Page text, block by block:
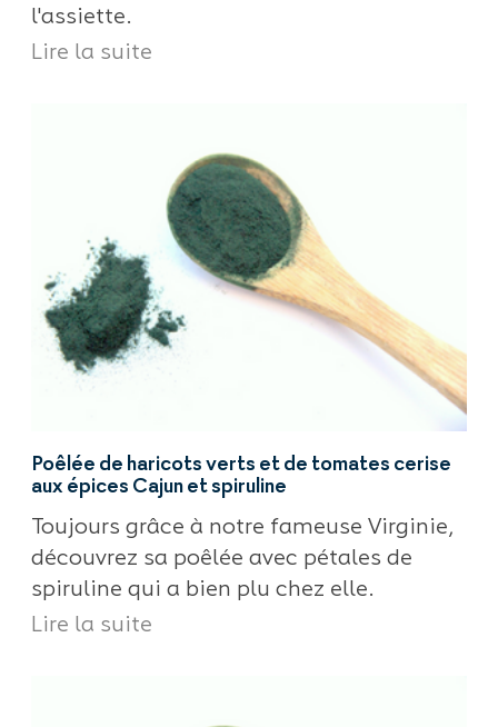
l'assiette.
Lire la suite
Poêlée de haricots verts et de tomates cerise
aux épices Cajun et spiruline
Toujours grâce à notre fameuse Virginie,
découvrez sa poêlée avec pétales de
spiruline qui a bien plu chez elle.
Lire la suite